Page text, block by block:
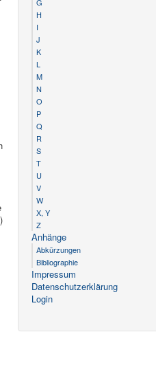
H
I
J
K
L
M
N
O
P
Q
R
S
T
U
V
W
X, Y
Z
Anhänge
Abkürzungen
Bibliographie
Impressum
Datenschutzerklärung
Login